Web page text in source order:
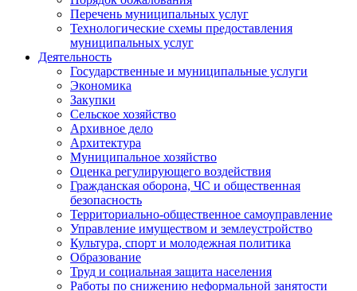
Перечень муниципальных услуг
Технологические схемы предоставления
муниципальных услуг
Деятельность
Государственные и муниципальные услуги
Экономика
Закупки
Сельское хозяйство
Архивное дело
Архитектура
Муниципальное хозяйство
Оценка регулирующего воздействия
Гражданская оборона, ЧС и общественная
безопасность
Территориально-общественное самоуправление
Управление имуществом и землеустройство
Культура, спорт и молодежная политика
Образование
Труд и социальная защита населения
Работы по снижению неформальной занятости